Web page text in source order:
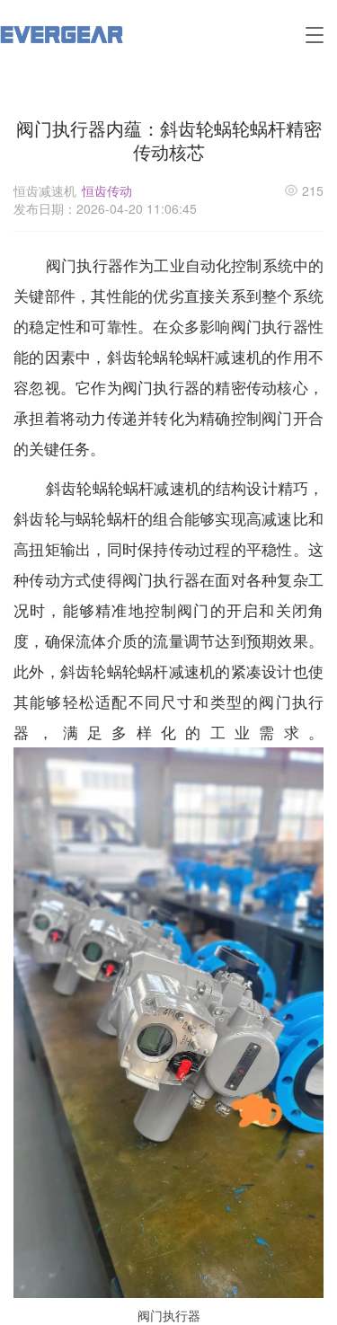
T
e
n
i
o
n
阀门执行器内蕴：斜齿轮蜗轮蜗杆精密
传动核芯
恒齿减速机 恒齿传动
发布日期：2026-04-20 11:06:45
215
阀门执行器作为工业自动化控制系统中的
关键部件，其性能的优劣直接关系到整个系统
的稳定性和可靠性。在众多影响阀门执行器性
能的因素中，斜齿轮蜗轮蜗杆减速机的作用不
容忽视。它作为阀门执行器的精密传动核心，
承担着将动力传递并转化为精确控制阀门开合
的关键任务。
斜齿轮蜗轮蜗杆减速机的结构设计精巧，
斜齿轮与蜗轮蜗杆的组合能够实现高减速比和
高扭矩输出，同时保持传动过程的平稳性。这
种传动方式使得阀门执行器在面对各种复杂工
况时，能够精准地控制阀门的开启和关闭角
度，确保流体介质的流量调节达到预期效果。
此外，斜齿轮蜗轮蜗杆减速机的紧凑设计也使
其能够轻松适配不同尺寸和类型的阀门执行
器，满足多样化的工业需求。
阀门执行器